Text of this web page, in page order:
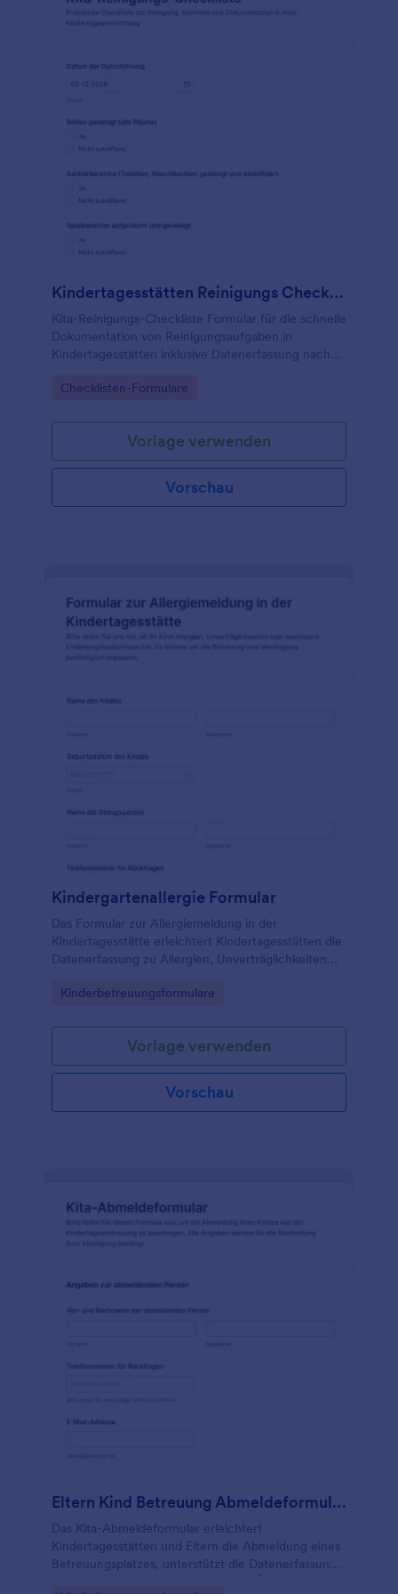
Kindertagesstätten Reinigungs Checkliste Formular
Kita-Reinigungs-Checkliste Formular für die schnelle
Dokumentation von Reinigungsaufgaben in
Kindertagesstätten inklusive Datenerfassung nach
Leitungen zur einheitlichen Nachverfolgung.
Go to Category:
Checklisten-Formulare
Vorlage verwenden
Vorschau
Kindergartenallergie Formular
Das Formular zur Allergiemeldung in der
Kindertagesstätte erleichtert Kindertagesstätten die
Datenerfassung zu Allergien, Unverträglichkeiten
Alltag besser planen kann.
Go to Category:
Kinderbetreuungsformulare
Vorlage verwenden
Vorschau
Eltern Kind Betreuung Abmeldeformular
Das Kita-Abmeldeformular erleichtert
Kindertagesstätten und Eltern die Abmeldung eines
Betreuungsplatzes, unterstützt die Datenerfassung
und sorgt für klare Abläufe rund um Übergabe,